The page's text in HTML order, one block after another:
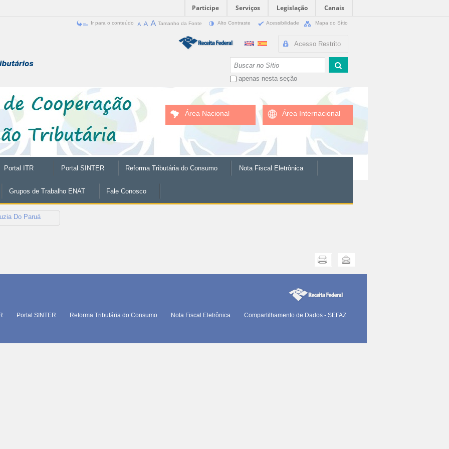
Participe Serviços Legislação
Canais
Ir para o conteúdo Tamanho da Fonte Alto Contraste Acessibilidade Mapa do Sítio
Acesso Restrito
apenas nesta seção
Área Nacional Área Internacional
Portal ITR Portal SINTER Reforma Tributária do Consumo Nota Fiscal Eletrônica
Grupos de Trabalho ENAT Fale Conosco
Do Paruá
Enviar
Portal SINTER Reforma Tributária do Consumo Nota Fiscal Eletrônica
Compartilhamento de Dados - SEFAZ